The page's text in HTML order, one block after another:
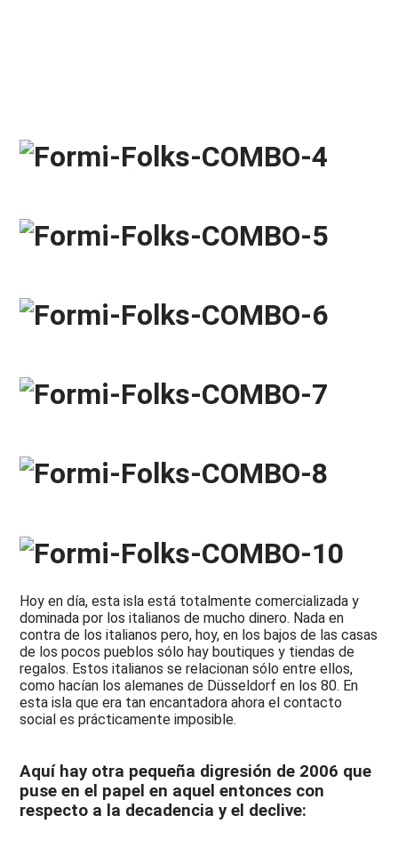
Hoy en día, esta isla está totalmente comercializada y
dominada por los italianos de mucho dinero. Nada en
contra de los italianos pero, hoy, en los bajos de las casas
de los pocos pueblos sólo hay boutiques y tiendas de
regalos. Estos italianos se relacionan sólo entre ellos,
como hacían los alemanes de Düsseldorf en los 80. En
esta isla que era tan encantadora ahora el contacto
social es prácticamente imposible.
Aquí hay otra pequeña digresión de 2006 que
puse en el papel en aquel entonces con
respecto a la decadencia y el declive: